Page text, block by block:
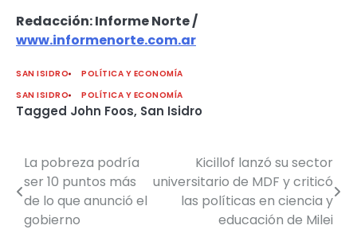
Redacción: Informe Norte /
www.informenorte.com.ar
SAN ISIDRO
POLÍTICA Y ECONOMÍA
SAN ISIDRO
POLÍTICA Y ECONOMÍA
Tagged John Foos, San Isidro
Navegación
de
entradas
La pobreza podría
ser 10 puntos más
de lo que anunció el
gobierno
Kicillof lanzó su sector
universitario de MDF y criticó
las políticas en ciencia y
educación de Milei